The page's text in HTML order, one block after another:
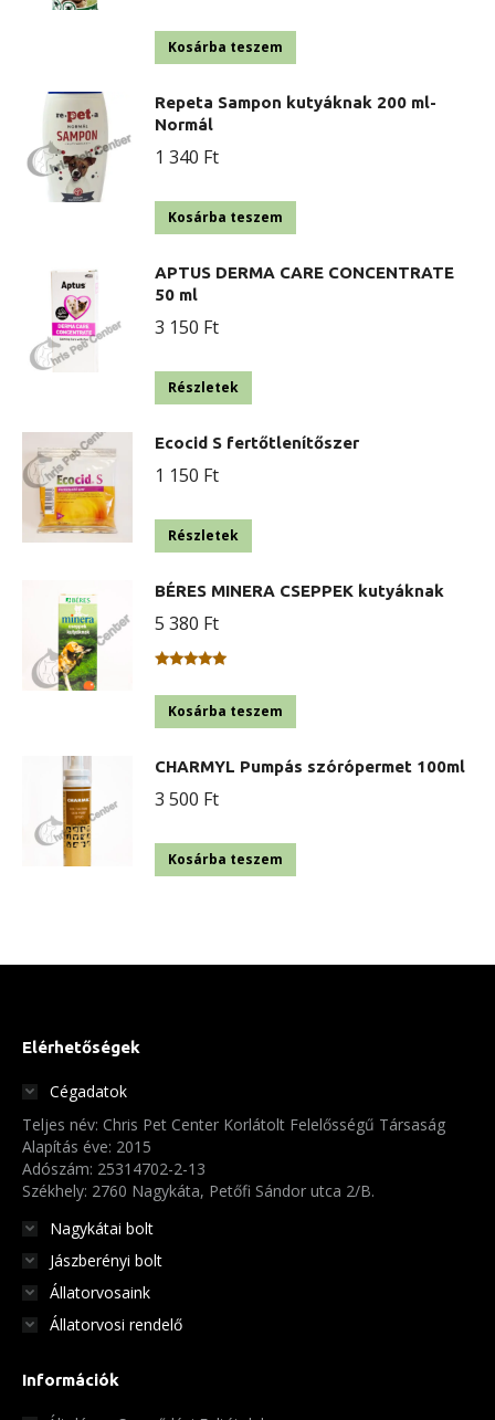
Kosárba teszem
Repeta Sampon kutyáknak 200 ml-
Normál
1 340 Ft
Kosárba teszem
APTUS DERMA CARE CONCENTRATE
50 ml
3 150 Ft
Részletek
Ecocid S fertőtlenítőszer
1 150 Ft
Részletek
BÉRES MINERA CSEPPEK kutyáknak
5 380 Ft
5.00/ 5
Kosárba teszem
CHARMYL Pumpás szórópermet 100ml
3 500 Ft
Kosárba teszem
Elérhetőségek
Cégadatok
Teljes név: Chris Pet Center Korlátolt Felelősségű Társaság
Alapítás éve: 2015
Adószám: 25314702-2-13
Székhely: 2760 Nagykáta, Petőfi Sándor utca 2/B.
Nagykátai bolt
Jászberényi bolt
Állatorvosaink
Állatorvosi rendelő
Információk